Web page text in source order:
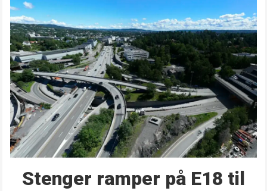
Stenger ramper på E18 til